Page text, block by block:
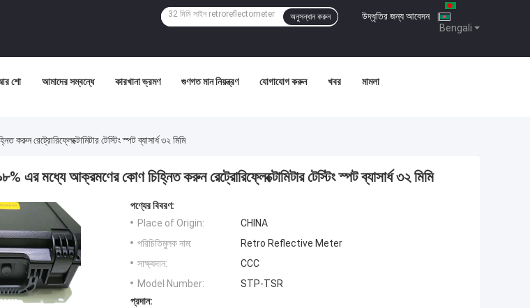
Bengali
উদ্ধৃতির জন্য আবেদন |
অনুসন্ধান করুন
শো আমাদের সম্বন্ধে কারখানা ভ্রমণ গুণগত মান নিয়ন্ত্রণ যোগাযোগ করুন খবর মামলা
রেট্রোরিফ্লেক্টোমিটার টেস্টিং স্পট ব্যাসার্ধ ৩২ মিমি
এর মধ্যে আক্রমণের কোণ চিহ্নিত করুন রেট্রোরিফ্লেক্টোমিটার টেস্টিং স্পট ব্যাসার্ধ ৩২ মিমি
পণ্যের বিবরণ:
Place of Origin:
CHINA
পরিচিতিমুলক নাম:
Retro Reflective Meter
সাক্ষ্যদান:
CCC
Model Number:
STP-TSR
প্রদান: